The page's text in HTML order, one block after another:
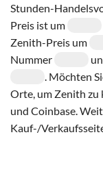
Stunden-
Preis ist um
Zenith-Preis um
Nummer
. Möchten
Orte, um Zenith zu
und Coinbase.
Kauf-/